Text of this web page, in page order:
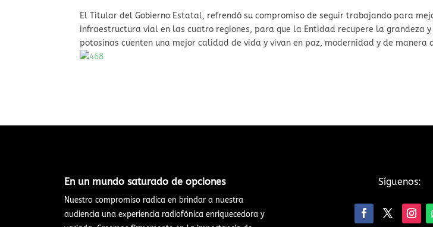
El Titular del Gobierno Estatal, refrendó su compromiso de seguir trabajando para
infraestructura vial en las cuatro regiones, para que la Entidad recupere la grandeza
potosinas cuenten una mejor calidad de vida y vivan en paz, modernidad y de manera
En un mundo saturado de opciones​
Nuestro compromiso radica en brindar a nuestra
audiencia una experiencia radiofónica enriquecedora y
Síguenos: